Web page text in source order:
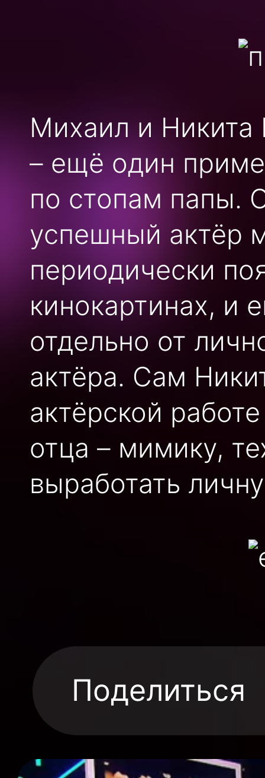
Михаил и
– ещё один
по стопам папы.
успешный актёр
периодически
кинокартинах, и
отдельно от
актёра. Сам
актёрской
отца – мимику,
выработать
Поделиться